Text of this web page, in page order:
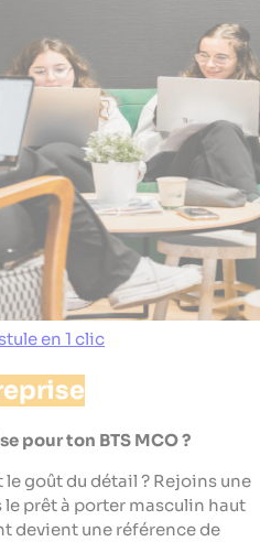
en 1 clic
pour ton BTS MCO ?
le goût du détail ? Rejoins une
prêt à porter masculin haut
devient une référence de